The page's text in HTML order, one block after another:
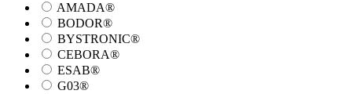
AMADA®
BODOR®
BYSTRONIC®
CEBORA®
ESAB®
G03®